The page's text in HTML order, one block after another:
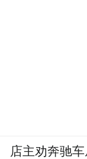
店主劝奔驰